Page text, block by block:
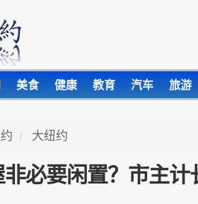
美食 健康 教育 汽车 旅游
大纽约
必要闲置？市主计